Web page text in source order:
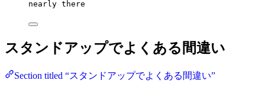
nearly there
スタンドアップでよくある間違い
Section titled “スタンドアップでよくある間違い”